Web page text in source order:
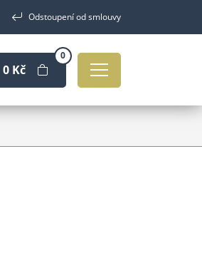
Odstoupení od smlouvy
0 Kč
0